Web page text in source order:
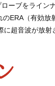
ーブをライン
ERA（有効放
に超音波が放射